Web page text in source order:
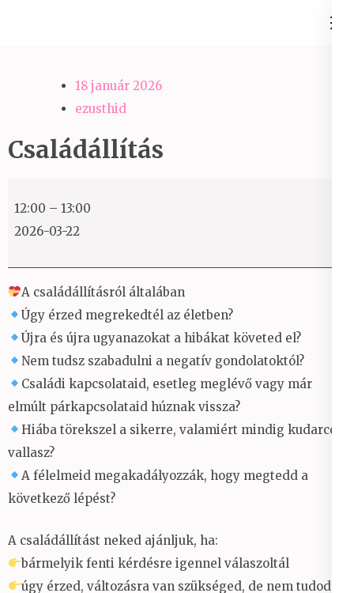
18 január 2026
ezusthid
Családállítás
12:00 – 13:00
2026-03-22
A családállításról általában
Úgy érzed megrekedtél az életben?
Újra és újra ugyanazokat a hibákat követed el?
Nem tudsz szabadulni a negatív gondolatoktól?
Családi kapcsolataid, esetleg meglévő vagy már
elmúlt párkapcsolataid húznak vissza?
Hiába törekszel a sikerre, valamiért mindig kudarcot
vallasz?
A félelmeid megakadályozzák, hogy megtedd a
következő lépést?
A családállítást neked ajánljuk, ha:
bármelyik fenti kérdésre igennel válaszoltál
úgy érzed, változásra van szükséged, de nem tudod,